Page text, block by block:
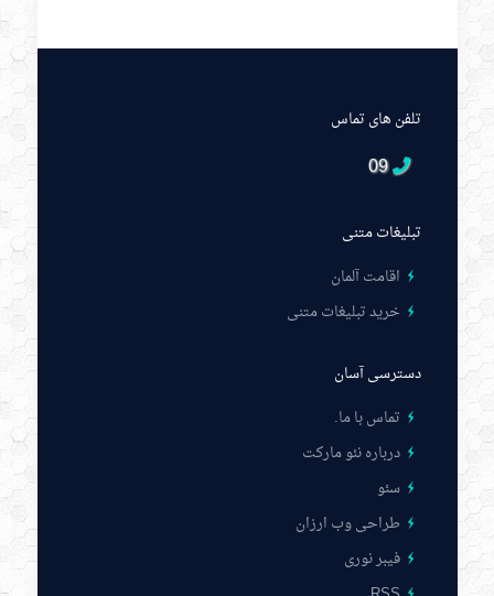
تلفن های تماس
09
تبلیغات متنی
اقامت آلمان
خرید تبلیغات متنی
دسترسی آسان
تماس با ما.
درباره نئو مارکت
سئو
طراحی وب ارزان
فیبر نوری